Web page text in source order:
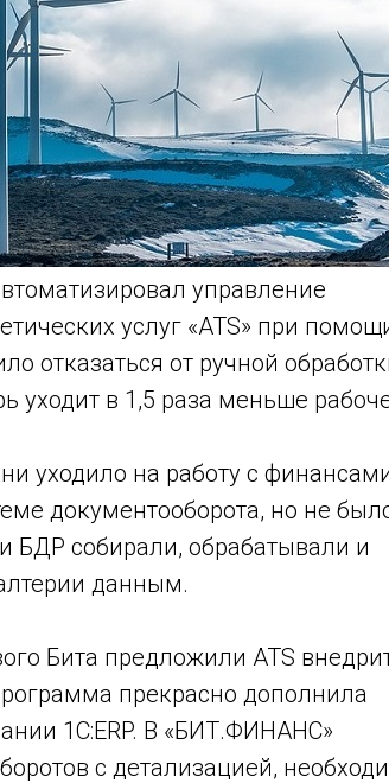
управление
услуг «ATS» при
отказаться от ручной
уходит в 1,5 раза меньше
уходило на работу с
документооборота, но не
БДР собирали, обрабатывали и
данным.
Бита предложили ATS
прекрасно дополнила
1С:ERP. В «БИТ.ФИНАНС»
с детализацией,